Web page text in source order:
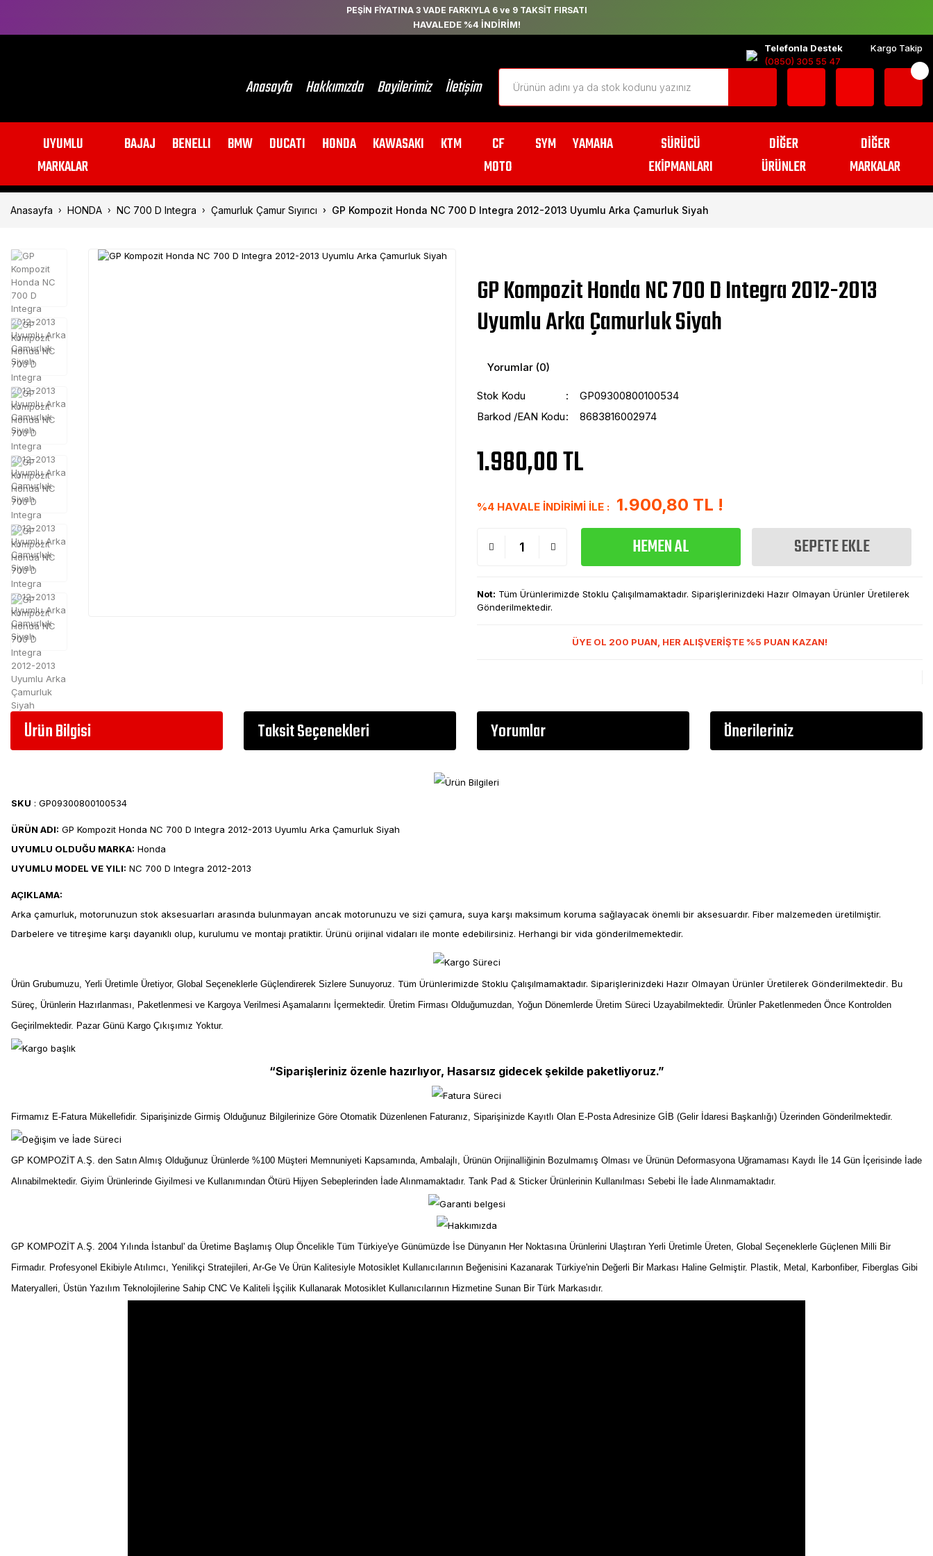
PEŞİN FİYATINA 3 VADE FARKIYLA 6 ve 9 TAKSİT FIRSATI
HAVALEDE %4 İNDİRİM!
Telefonla Destek
(0850) 305 55 47
Kargo Takip
Anasayfa Hakkımızda Bayilerimiz İletişim
UYUMLU
MARKALAR
BAJAJ BENELLI BMW DUCATI HONDA KAWASAKI KTM
CF
MOTO
SYM YAMAHA
SÜRÜCÜ
EKİPMANLARI
DİĞER
ÜRÜNLER
DİĞER
MARKALAR
Anasayfa HONDA NC 700 D Integra Çamurluk Çamur Sıyırıcı GP Kompozit Honda NC 700 D Integra 2012-2013 Uyumlu Arka Çamurluk Siyah
GP Kompozit Honda NC 700 D Integra 2012-2013
Uyumlu Arka Çamurluk Siyah
Yorumlar (0)
Stok Kodu
GP09300800100534
Barkod /EAN Kodu
8683816002974
1.980,00 TL
%4 HAVALE İNDİRİMİ İLE : 1.900,80 TL !
HEMEN AL SEPETE EKLE
Not: Tüm Ürünlerimizde Stoklu Çalışılmamaktadır. Siparişlerinizdeki Hazır Olmayan Ürünler Üretilerek
Gönderilmektedir.
ÜYE OL 200 PUAN, HER ALIŞVERİŞTE %5 PUAN KAZAN!
Ürün Bilgisi Taksit Seçenekleri Yorumlar Önerileriniz
SKU : GP09300800100534
ÜRÜN ADI: GP Kompozit Honda NC 700 D Integra 2012-2013 Uyumlu Arka Çamurluk Siyah
UYUMLU OLDUĞU MARKA: Honda
UYUMLU MODEL VE YILI: NC 700 D Integra 2012-2013
AÇIKLAMA:
Arka çamurluk, motorunuzun stok aksesuarları arasında bulunmayan ancak motorunuzu ve sizi çamura, suya karşı maksimum koruma sağlayacak önemli bir aksesuardır. Fiber malzemeden üretilmiştir.
Darbelere ve titreşime karşı dayanıklı olup, kurulumu ve montajı pratiktir. Ürünü orijinal vidaları ile monte edebilirsiniz. Herhangi bir vida gönderilmemektedir.
Ürün Grubumuzu, Yerli Üretimle Üretiyor, Global Seçeneklerle Güçlendirerek Sizlere Sunuyoruz. Tüm Ürünlerimizde Stoklu Çalışılmamaktadır. Siparişlerinizdeki Hazır Olmayan Ürünler Üretilerek Gönderilmektedir. Bu
Süreç, Ürünlerin Hazırlanması, Paketlenmesi ve Kargoya Verilmesi Aşamalarını İçermektedir. Üretim Firması Olduğumuzdan, Yoğun Dönemlerde Üretim Süreci Uzayabilmektedir. Ürünler Paketlenmeden Önce Kontrolden
Geçirilmektedir. Pazar Günü Kargo Çıkışımız Yoktur.
“Siparişleriniz özenle hazırlıyor, Hasarsız gidecek şekilde paketliyoruz.”
Firmamız E-Fatura Mükellefidir. Siparişinizde Girmiş Olduğunuz Bilgilerinize Göre Otomatik Düzenlenen Faturanız, Siparişinizde Kayıtlı Olan E-Posta Adresinize GİB (Gelir İdaresi Başkanlığı) Üzerinden Gönderilmektedir.
GP KOMPOZİT A.Ş. den Satın Almış Olduğunuz Ürünlerde %100 Müşteri Memnuniyeti Kapsamında, Ambalajlı, Ürünün Orijinalliğinin Bozulmamış Olması ve Ürünün Deformasyona Uğramaması Kaydı İle 14 Gün İçerisinde İade
Alınabilmektedir. Giyim Ürünlerinde Giyilmesi ve Kullanımından Ötürü Hijyen Sebeplerinden İade Alınmamaktadır. Tank Pad & Sticker Ürünlerinin Kullanılması Sebebi İle İade Alınmamaktadır.
GP KOMPOZİT A.Ş. 2004 Yılında İstanbul' da Üretime Başlamış Olup Öncelikle Tüm Türkiye'ye Günümüzde İse Dünyanın Her Noktasına Ürünlerini Ulaştıran Yerli Üretimle Üreten, Global Seçeneklerle Güçlenen Milli Bir
Firmadır. Profesyonel Ekibiyle Atılımcı, Yenilikçi Stratejileri, Ar-Ge Ve Ürün Kalitesiyle Motosiklet Kullanıcılarının Beğenisini Kazanarak Türkiye'nin Değerli Bir Markası Haline Gelmiştir. Plastik, Metal, Karbonfiber, Fiberglas Gibi
Materyalleri, Üstün Yazılım Teknolojilerine Sahip CNC Ve Kaliteli İşçilik Kullanarak Motosiklet Kullanıcılarının Hizmetine Sunan Bir Türk Markasıdır.